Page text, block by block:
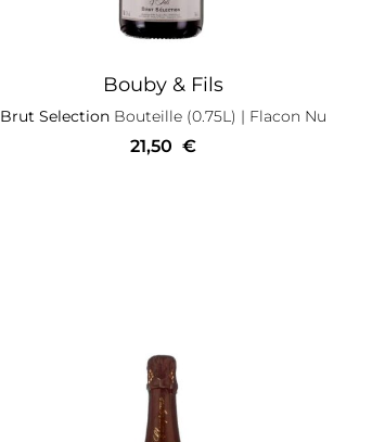
Bouby & Fils
Brut SelectionBouteille (0.75L) | Flacon Nu
21,50 €